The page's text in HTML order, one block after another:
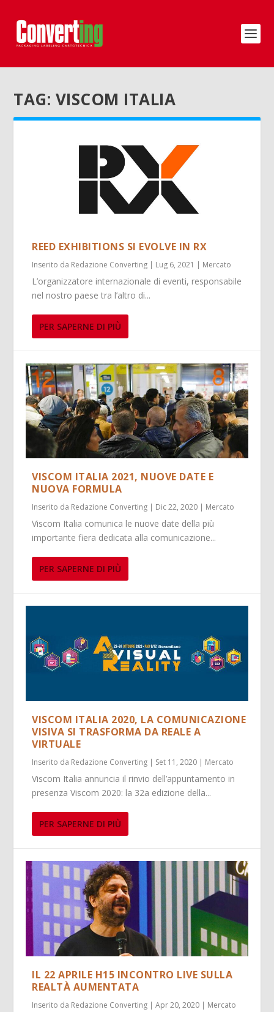
TAG: VISCOM ITALIA
REED EXHIBITIONS SI EVOLVE IN RX
Inserito da Redazione Converting | Lug 6, 2021 | Mercato
L’organizzatore internazionale di eventi, responsabile
nel nostro paese tra l’altro di...
PER SAPERNE DI PIÙ
VISCOM ITALIA 2021, NUOVE DATE E
NUOVA FORMULA
Inserito da Redazione Converting | Dic 22, 2020 | Mercato
Viscom Italia comunica le nuove date della più
importante fiera dedicata alla comunicazione...
PER SAPERNE DI PIÙ
VISCOM ITALIA 2020, LA COMUNICAZIONE
VISIVA SI TRASFORMA DA REALE A
VIRTUALE
Inserito da Redazione Converting | Set 11, 2020 | Mercato
Viscom Italia annuncia il rinvio dell’appuntamento in
presenza Viscom 2020: la 32a edizione della...
PER SAPERNE DI PIÙ
IL 22 APRILE H15 INCONTRO LIVE SULLA
REALTÀ AUMENTATA
Inserito da Redazione Converting |Apr 20, 2020 | Mercato